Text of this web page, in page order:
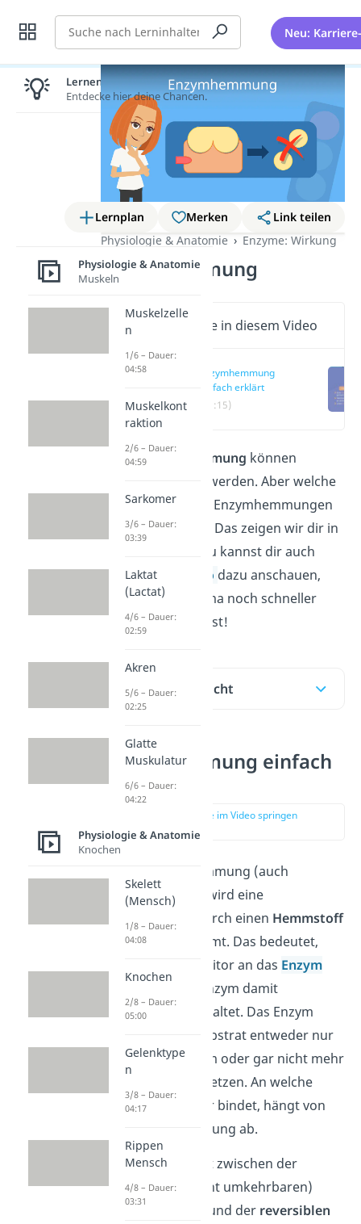
Suche Neu:
Lernplan Merken
Link teilen
Physiologie & Anatomie
Enzyme: Wirkung
Enzymhemmung
Wichtige Inhalte in diesem Video
Enzymhemmung
einfach erklärt
(00:15)
DurchEnzymhemmung können
Enzyme reguliert werden. Aber welche
unterschiedlichen Enzymhemmungen
gibt es eigentlich? Das zeigen wir dir in
diesem Beitrag. Du kannst dir auch
direkt unser
Video dazu anschauen,
wenn du das Thema noch schneller
verstehen möchtest!
Inhaltsübersicht
Enzymhemmung einfach
erklärt
zur Stelle im Video springen
(00:15)
Bei der Enzymhemmung (auch
Enzyminhibition) wird eine
Enzymreaktion durch einen Hemmstoff
(Inhibitor) gehemmt. Das bedeutet,
dass sich ein Inhibitor an das Enzym
bindet und das Enzym damit
sozusagen ausschaltet. Das Enzym
kann dann das Substrat entweder nur
noch sehr langsam oder gar nicht mehr
zum Produkt umsetzen. An welche
Stelle der Inhibitor bindet, hängt von
der Art der Hemmung ab.
Du unterscheidest zwischen der
irreversiblen
(nicht umkehrbaren)
Enzymhemmung und der reversiblen
Lernen lohnt sich!
Entdecke hier deine Chancen.
Physiologie & Anatomie
Muskeln
Muskelzelle
n
1/6 – Dauer:
04:58
Muskelkont
raktion
2/6 – Dauer:
04:59
Sarkomer
3/6 – Dauer:
03:39
Laktat
(Lactat)
4/6 – Dauer:
02:59
Akren
5/6 – Dauer:
02:25
Glatte
Muskulatur
6/6 – Dauer:
04:22
Physiologie & Anatomie
Knochen
Skelett
(Mensch)
1/8 – Dauer:
04:08
Knochen
2/8 – Dauer:
05:00
Gelenktype
n
3/8 – Dauer:
04:17
Rippen
Mensch
4/8 – Dauer:
03:31